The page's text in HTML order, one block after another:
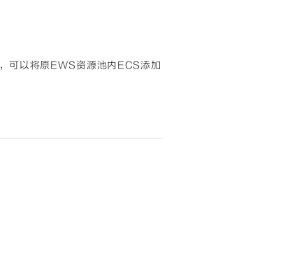
，可以将原EWS资源池内ECS添加